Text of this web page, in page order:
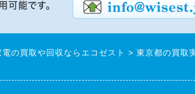
可能です。
の買取や回収ならエコゼスト
東京都の買取